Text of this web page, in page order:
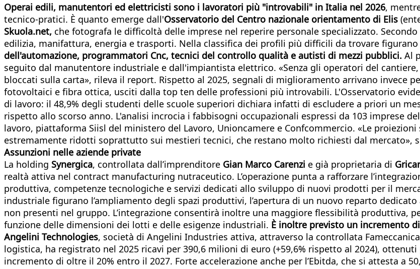
Operai edili, manutentori ed elettricisti sono i lavoratori più "introvabili" in Italia nel 2026,
tecnico-pratici. È quanto emerge dall'Osservatorio del Centro nazionale orientamento di Elis
Skuola.net, che fotografa le difficoltà delle imprese nel reperire personale specializzato.
edilizia, manifattura, energia e trasporti. Nella classifica dei profili più difficili da trovare figurano
dell'automazione, programmatori Cnc, tecnici del controllo qualità e autisti di mezzi pubblici. Al
seguito dal manutentore industriale e dall'impiantista elettrico. «Senza gli operatori del
bloccati sulla carta», rileva il report. Rispetto al 2025, segnali di miglioramento arrivano invece
fotovoltaici e fibra ottica, usciti dalla top ten delle professioni più introvabili. L'Osservatorio
di lavoro: il 48,9% degli studenti delle scuole superiori dichiara infatti di escludere a priori un
rispetto allo scorso anno. L'analisi incrocia i fabbisogni occupazionali espressi da 103 imprese
lavoro, piattaforma Siisl del ministero del Lavoro, Unioncamere e Confcommercio. «Le
estremamente ridotti soprattutto sui mestieri tecnici, che restano molto richiesti dal mercato»,
Assunzioni nelle aziende private
La holding Synergica, controllata dall’imprenditore Gian Marco Carenzi e già proprietaria di
realtà attiva nel contract manufacturing nutraceutico. L’operazione punta a rafforzare
produttiva, competenze tecnologiche e servizi dedicati allo sviluppo di nuovi prodotti per il
industriale figurano l’ampliamento degli spazi produttivi, l’apertura di un nuovo reparto
non presenti nel gruppo. L’integrazione consentirà inoltre una maggiore flessibilità produttiva,
funzione delle dimensioni dei lotti e delle esigenze industriali. È inoltre previsto un incremento
Angelini Technologies, società di Angelini Industries attiva, attraverso la controllata
logistica, ha registrato nel 2025 ricavi per 390,6 milioni di euro (+59,6% rispetto al 2024),
incremento di oltre il 20% entro il 2027. Forte accelerazione anche per l’Ebitda, che si attesta a